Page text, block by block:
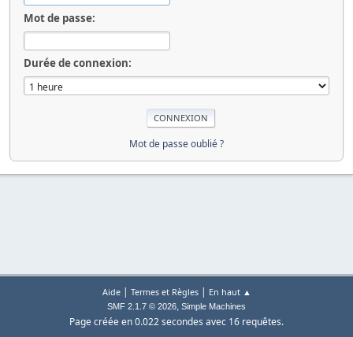
Mot de passe:
Durée de connexion:
Mot de passe oublié ?
Aide| Termes et Règles| En haut ▲
SMF 2.1.7 © 2026, Simple Machines
Page créée en 0.022 secondes avec 16 requêtes.